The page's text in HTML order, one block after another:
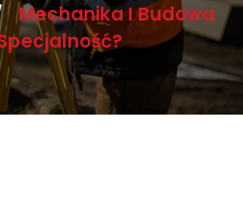
Mechanika I Budowa